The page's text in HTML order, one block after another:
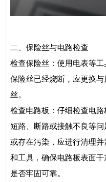
二、保险丝与电路检查
检查保险丝：使用电表等
保险丝已经烧断，应更换
丝。
检查电路板：仔细检查电
短路、断路或接触不良等
或存在污染，应进行清理
和工具，确保电路板表面
是否牢固可靠。